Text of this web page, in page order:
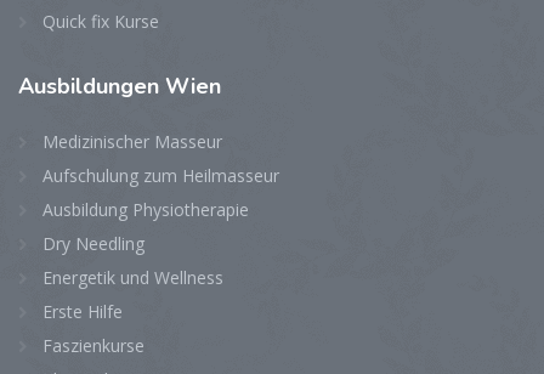
Quick fix Kurse
Ausbildungen Wien
Medizinischer Masseur
Aufschulung zum Heilmasseur
Ausbildung Physiotherapie
Dry Needling
Energetik und Wellness
Erste Hilfe
Faszienkurse